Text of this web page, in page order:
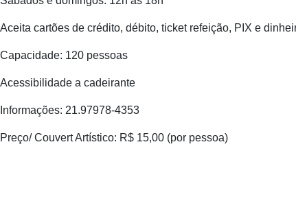
Aceita cartões de crédito, débito, ticket refeição, PIX e
Capacidade: 120 pessoas
Acessibilidade a cadeirante
Informações: 21.97978-4353
Preço/ Couvert Artístico: R$ 15,00 (por pessoa)